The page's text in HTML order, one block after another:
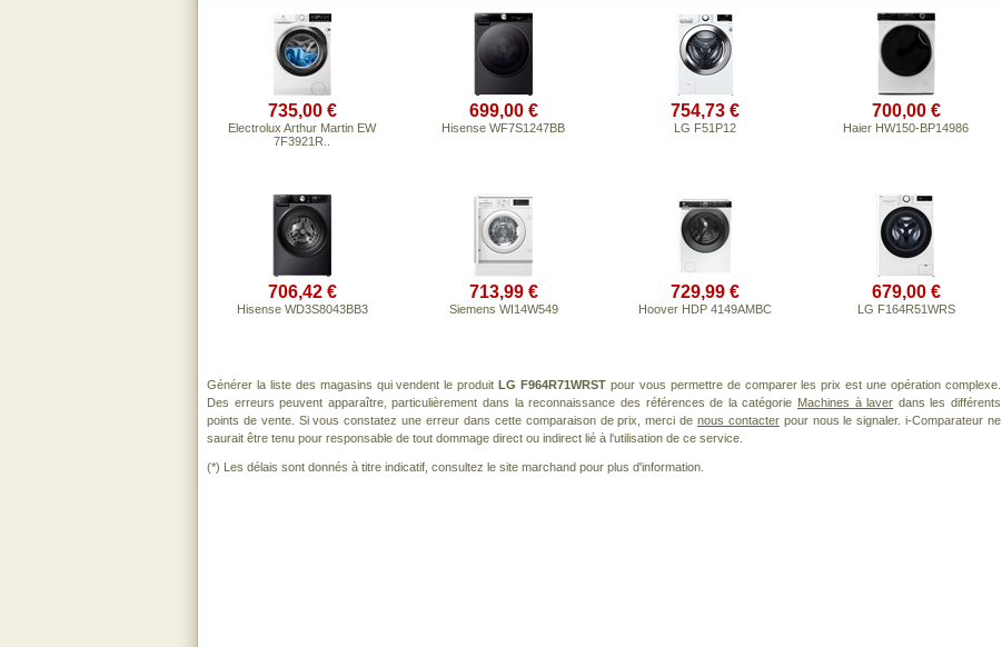
735,00 €
Electrolux Arthur Martin EW
7F3921R..
699,00 €
Hisense WF7S1247BB
754,73 €
LG F51P12
700,00 €
Haier HW150-BP14986
706,42 €
Hisense WD3S8043BB3
713,99 €
Siemens WI14W549
729,99 €
Hoover HDP 4149AMBC
679,00 €
LG F164R51WRS
Générer la liste des magasins qui vendent le produitLG F964R71WRST pour vous permettre de comparer les prix est une opération complexe.
Des erreurs peuvent apparaître, particulièrement dans la reconnaissance des références de la catégorie Machines à laver dans les différents
points de vente. Si vous constatez une erreur dans cette comparaison de prix, merci de nous contacterpour nous le signaler. i-Comparateur ne
saurait être tenu pour responsable de tout dommage direct ou indirect lié à l'utilisation de ce service.
(*) Les délais sont donnés à titre indicatif, consultez le site marchand pour plus d'information.